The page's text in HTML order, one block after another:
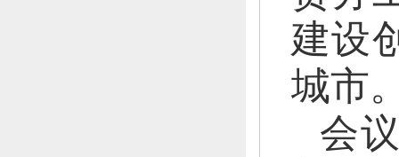
建设
城市
会